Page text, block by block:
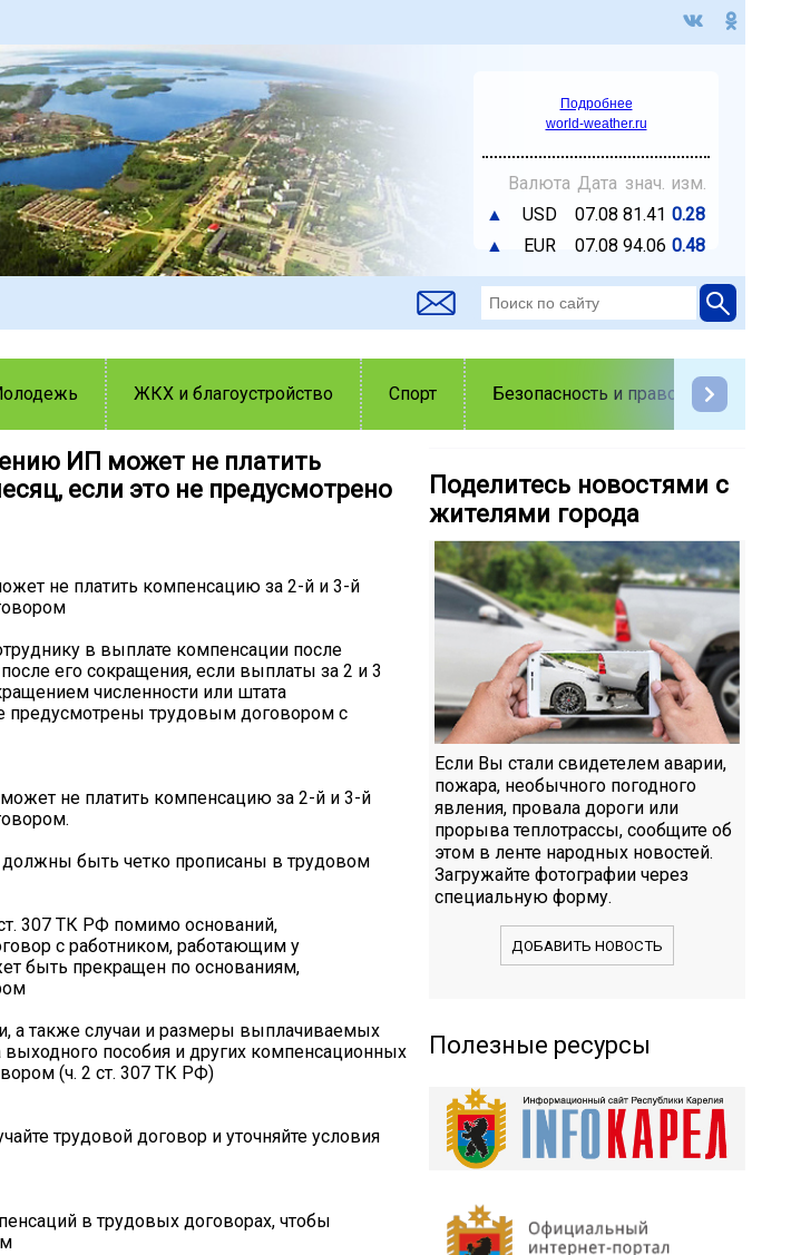
Подробнее
world-weather.ru
Валюта Дата знач. изм.
▲
USD 07.08 81.41 0.28
▲
EUR 07.08 94.06 0.48
ЖКХ и благоустройство Спорт Безопасность и правопорядок
ИП может не платить
если это не предусмотрено
не платить компенсацию за 2-й и 3-й
в выплате компенсации после
его сокращения, если выплаты за 2 и 3
численности или штата
предусмотрены трудовым договором с
не платить компенсацию за 2-й и 3-й
быть четко прописаны в трудовом
307 ТК РФ помимо оснований,
с работником, работающим у
быть прекращен по основаниям,
а также случаи и размеры выплачиваемых
пособия и других компенсационных
(ч. 2 ст. 307 ТК РФ)
трудовой договор и уточняйте условия
в трудовых договорах, чтобы
Поделитесь новостями с
жителями города
Если Вы стали свидетелем аварии,
пожара, необычного погодного
явления, провала дороги или
прорыва теплотрассы, сообщите об
этом в ленте народных новостей.
Загружайте фотографии через
специальную форму.
ДОБАВИТЬ НОВОСТЬ
Полезные ресурсы